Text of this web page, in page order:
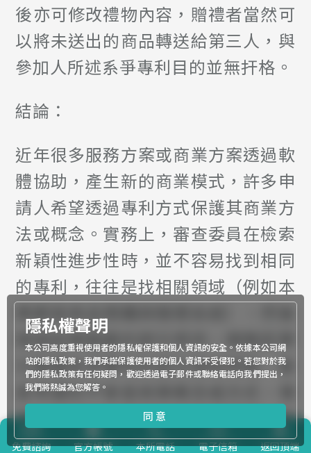
後亦可修改禮物內容，贈禮者當然可
以將未送出的商品轉送給第三人，與
參加人所述系爭專利目的並無扞格。
結論：
近年很多服務方案或商業方案透過軟
體協助，產生新的商業模式，許多申
請人希望透過專利方式保護其商業方
法或概念。實務上，審查委員在檢索
新穎性進步性時，並不容易找到相同
的專利，往往是找相關領域（例如本
案都是商品預購與贈禮系統），然後
透過前案揭露的部分資訊，類推前案
已揭露系爭專利的部分技術特徵，委
員考慮的不會是商業概念或方式，僅
考慮請求項中所界定的技術特徵，因
此有時申請人會認為前案並無法達到
免費諮詢 官方帳號 本所電話 電子信箱 返回頂端
隱私權聲明
本公司高度重視使用者的隱私權保護和個人資訊的安全。依據本公司網
站的隱私政策，我們承諾保護使用者的個人資訊不受侵犯。若您對於我
們的隱私政策有任何疑問，歡迎透過電子郵件或聯絡電話向我們提出，
我們將熱誠為您解答。
同意